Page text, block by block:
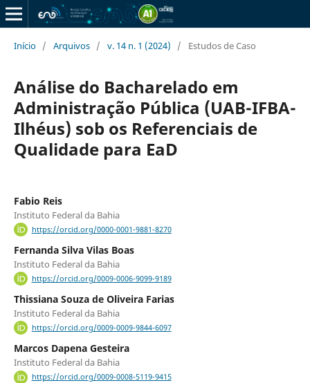
Início / Arquivos / v. 14 n. 1 (2024) / Estudos de Caso
Análise do Bacharelado em
Administração Pública (UAB-IFBA-
Ilhéus) sob os Referenciais de
Qualidade para EaD
Fabio Reis
Instituto Federal da Bahia
https://orcid.org/0000-0001-9881-8270
Fernanda Silva Vilas Boas
Instituto Federal da Bahia
https://orcid.org/0009-0006-9099-9189
Thissiana Souza de Oliveira Farias
Instituto Federal da Bahia
https://orcid.org/0009-0009-9844-6097
Marcos Dapena Gesteira
Instituto Federal da Bahia
https://orcid.org/0009-0008-5119-9415